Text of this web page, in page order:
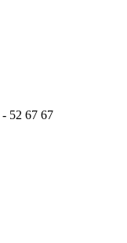
- 52 67 67